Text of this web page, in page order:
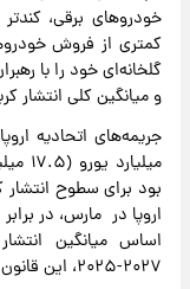
خودروهای برقی،
کمتری از فروش
گلخانه‌ای خود را با
و میانگین کلی انتشار
اروپا در مارس، در
اساس میانگین
۲۰۲۷-۲۰۲۵، این قانون اعمال شود.